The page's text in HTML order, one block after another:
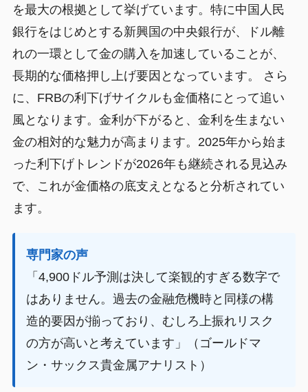
を最大の根拠として挙げています。特に中国人民
銀行をはじめとする新興国の中央銀行が、ドル離
れの一環として金の購入を加速していることが、
長期的な価格押し上げ要因となっています。 さら
に、FRBの利下げサイクルも金価格にとって追い
風となります。金利が下がると、金利を生まない
金の相対的な魅力が高まります。2025年から始ま
った利下げトレンドが2026年も継続される見込み
で、これが金価格の底支えとなると分析されてい
ます。
専門家の声
「4,900ドル予測は決して楽観的すぎる数字で
はありません。過去の金融危機時と同様の構
造的要因が揃っており、むしろ上振れリスク
の方が高いと考えています」（ゴールドマ
ン・サックス貴金属アナリスト）